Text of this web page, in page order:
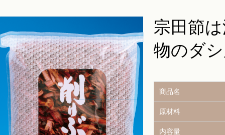
宗田節
物のダ
商品名
原材料
内容量